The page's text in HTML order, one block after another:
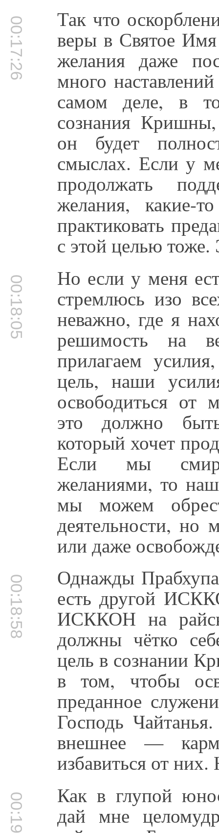
00:17:26 Так что
веры в Святое
желания даже
много
самом деле, в
сознания Кришны,
он будет
смыслах. Если у
продолжать
желания, какие-
практиковать
с этой целью тоже.
00:18:05 Но если у меня
стремлюсь изо
неважно, где я
решимость на
прилагаем
цель, наши
освободиться от
это должно
который хочет
Если мы
желаниями, то наш
мы можем
деятельности,
или даже
00:18:58 Однажды
есть другой
ИСККОН на
должны чётко
цель в сознании
в том, чтобы
преданное
Господь
внешнее —
избавиться от
Как в глупой
дай мне